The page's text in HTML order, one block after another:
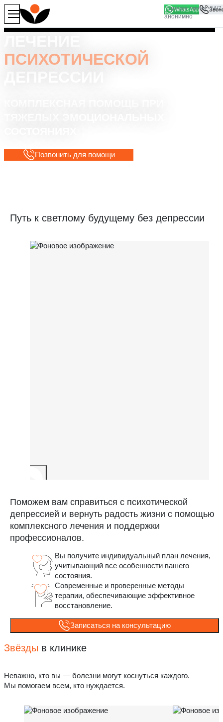
WhatsApp
ПСИХОТИЧЕСКОЙ
Позвонить для помощи
Путь к светлому будущему без депрессии
Поможем вам справиться с психотической
депрессией и вернуть радость жизни с помощью
комплексного лечения и поддержки
профессионалов.
Вы получите индивидуальный план лечения,
учитывающий все особенности вашего
состояния.
Современные и проверенные методы
терапии, обеспечивающие эффективное
восстановление.
Записаться на консультацию
Звёзды в клинике
Неважно, кто вы — болезни могут коснуться каждого.
Мы помогаем всем, кто нуждается.
Продолжая работу с сайтом, вы соглашаетесь на то, что
мы используем файлы
Хорошо